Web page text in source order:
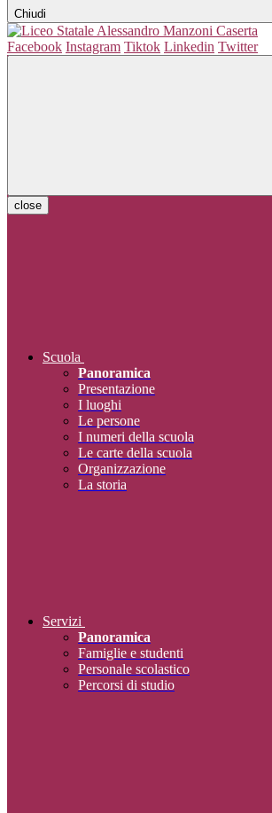
Chiudi
Facebook Instagram Tiktok Linkedin Twitter
close
Scuola
Panoramica
Presentazione
I luoghi
Le persone
I numeri della scuola
Le carte della scuola
Organizzazione
La storia
Servizi
Panoramica
Famiglie e studenti
Personale scolastico
Percorsi di studio